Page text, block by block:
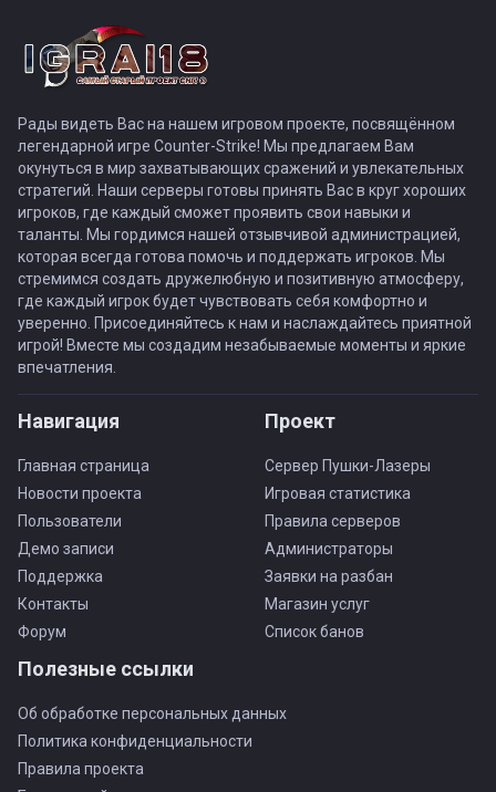
Рады видеть Вас на нашем игровом проекте, посвящённом
легендарной игре Counter-Strike! Мы предлагаем Вам
окунуться в мир захватывающих сражений и увлекательных
стратегий. Наши серверы готовы принять Вас в круг хороших
игроков, где каждый сможет проявить свои навыки и
таланты. Мы гордимся нашей отзывчивой администрацией,
которая всегда готова помочь и поддержать игроков. Мы
стремимся создать дружелюбную и позитивную атмосферу,
где каждый игрок будет чувствовать себя комфортно и
уверенно. Присоединяйтесь к нам и наслаждайтесь приятной
игрой! Вместе мы создадим незабываемые моменты и яркие
впечатления.
Навигация
Главная страница
Новости проекта
Пользователи
Демо записи
Поддержка
Контакты
Форум
Проект
Сервер Пушки-Лазеры
Игровая статистика
Правила серверов
Администраторы
Заявки на разбан
Магазин услуг
Список банов
Полезные ссылки
Об обработке персональных данных
Политика конфиденциальности
Правила проекта